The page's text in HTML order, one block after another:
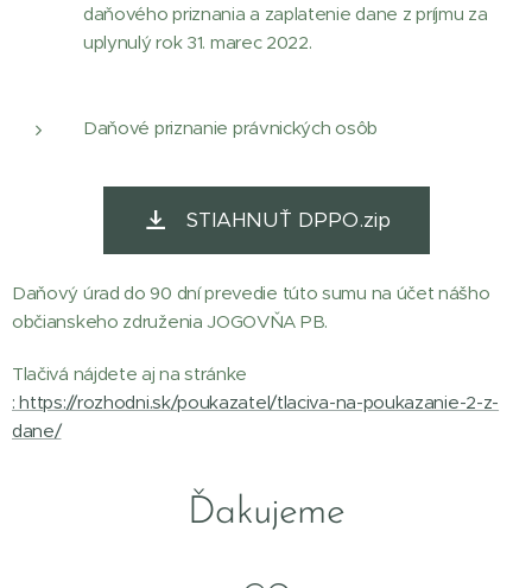
daňového priznania a zaplatenie dane z príjmu za
uplynulý rok 31. marec 2022.
Daňové priznanie právnických osôb
STIAHNUŤ DPPO.zip
Daňový úrad do 90 dní prevedie túto sumu na účet nášho
občianskeho združenia JOGOVŇA PB.
Tlačivá nájdete aj na stránke
: https://rozhodni.sk/poukazatel/tlaciva-na-poukazanie-2-z-
dane/
Ďakujeme